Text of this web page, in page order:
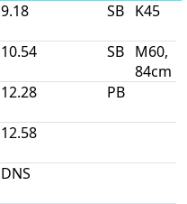
9.18 SB K45
10.54 SB
M60,
84cm
12.28 PB
12.58
DNS